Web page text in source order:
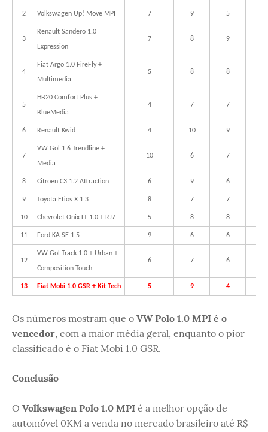
2 Volkswagen Up! Move MPI 7 9 5
3
Renault Sandero 1.0
Expression
7 8 9
4
Fiat Argo 1.0 FireFly +
Multimedia
5 8 8
5
HB20 Comfort Plus +
BlueMedia
4 7 7
6 Renault Kwid 4 10 9
7
VW Gol 1.6 Trendline +
Media
10 6 7
8 Citroen C3 1.2 Attraction 6 9 6
9 Toyota Etios X 1.3 8 7 7
10 Chevrolet Onix LT 1.0 + RJ7 5 8 8
11 Ford KA SE 1.5 9 6 6
12
VW Gol Track 1.0 + Urban +
Composition Touch
6 7 6
13 Fiat Mobi 1.0 GSR + Kit Tech 5 9 4
Os números mostram que o VW Polo 1.0 MPI é o
vencedor, com a maior média geral, enquanto o pior
classificado é o Fiat Mobi 1.0 GSR.
Conclusão
O Volkswagen Polo 1.0 MPI é a melhor opção de
automóvel 0KM a venda no mercado brasileiro até R$